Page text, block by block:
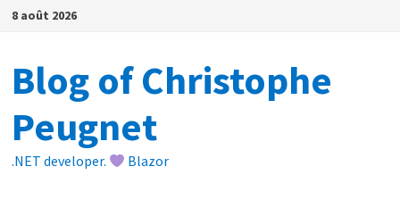
Passer
8 août 2026
Blog of Christophe
Peugnet
.NET developer. Blazor